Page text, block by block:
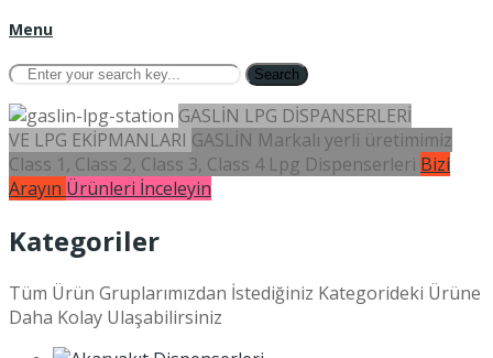
Menu
Search
GASLİN LPG DİSPANSERLERİ
VE LPG EKİPMANLARI GASLİN Markalı yerli üretimimiz
Class 1, Class 2, Class 3, Class 4 Lpg Dispenserleri Bizi
Arayın Ürünleri İnceleyin
Kategoriler
Tüm Ürün Gruplarımızdan İstediğiniz Kategorideki Ürüne
Daha Kolay Ulaşabilirsiniz